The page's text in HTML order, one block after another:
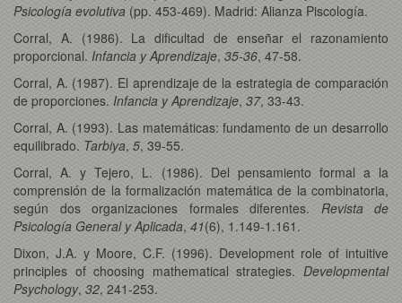
Psicología evolutiva (pp. 453-469). Madrid: Alianza Piscología.
Corral, A. (1986). La dificultad de enseñar el razonamiento
proporcional. Infancia y Aprendizaje, 35-36, 47-58.
Corral, A. (1987). El aprendizaje de la estrategia de comparación
de proporciones. Infancia y Aprendizaje, 37, 33-43.
Corral, A. (1993). Las matemáticas: fundamento de un desarrollo
equilibrado. Tarbiya, 5, 39-55.
Corral, A. y Tejero, L. (1986). Del pensamiento formal a la
comprensión de la formalización matemática de la combinatoria,
según dos organizaciones formales diferentes. Revista de
Psicología General y Aplicada, 41(6), 1.149-1.161.
Dixon, J.A. y Moore, C.F. (1996). Development role of intuitive
principles of choosing mathematical strategies. Developmental
Psychology, 32, 241-253.